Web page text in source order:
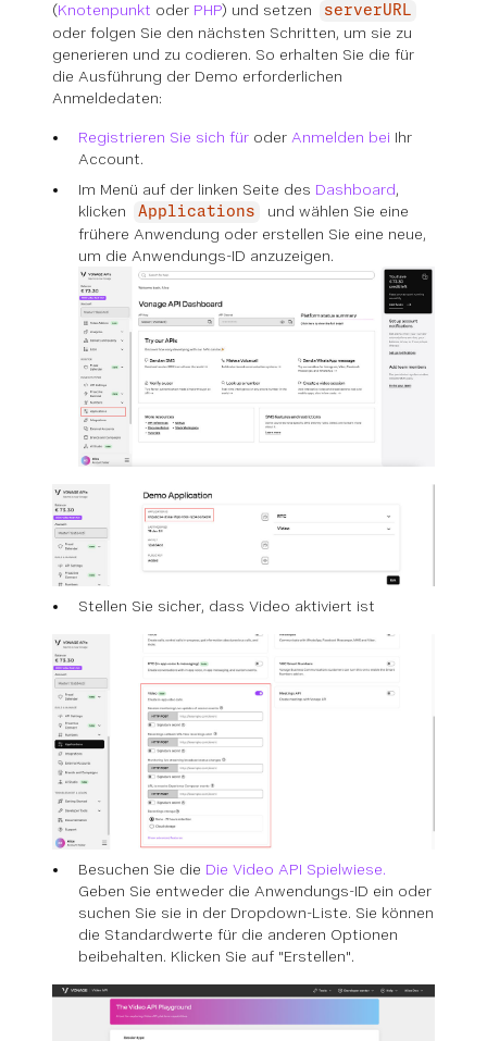
(Knotenpunkt oder PHP) und setzen serverURL
oder folgen Sie den nächsten Schritten, um sie zu
generieren und zu codieren. So erhalten Sie die für
die Ausführung der Demo erforderlichen
Anmeldedaten:
Registrieren Sie sich für oder Anmelden bei Ihr
Account.
Im Menü auf der linken Seite des Dashboard,
klicken
Applications
und wählen Sie eine
frühere Anwendung oder erstellen Sie eine neue,
um die Anwendungs-ID anzuzeigen.
Stellen Sie sicher, dass Video aktiviert ist
Besuchen Sie die Die Video API Spielwiese.
Geben Sie entweder die Anwendungs-ID ein oder
suchen Sie sie in der Dropdown-Liste. Sie können
die Standardwerte für die anderen Optionen
beibehalten. Klicken Sie auf "Erstellen".